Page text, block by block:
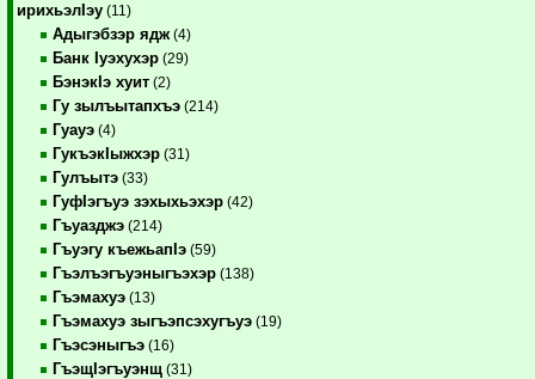
ирихьэлIэу (11)
Адыгэбзэр ядж (4)
Банк Iуэхухэр (29)
БэнэкIэ хуит (2)
Гу зылъытапхъэ (214)
Гуауэ (4)
ГукъэкIыжхэр (31)
Гулъытэ (33)
ГуфIэгъуэ зэхыхьэхэр (42)
Гъуазджэ (214)
Гъуэгу къежьапIэ (59)
Гъэлъэгъуэныгъэхэр (138)
Гъэмахуэ (13)
Гъэмахуэ зыгъэпсэхугъуэ (19)
Гъэсэныгъэ (16)
ГъэщIэгъуэнщ (31)